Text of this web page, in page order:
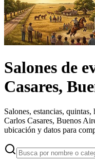
Salones de
Casares,
Salones, estancias,
Carlos Casares, Buenos
ubicación y datos para